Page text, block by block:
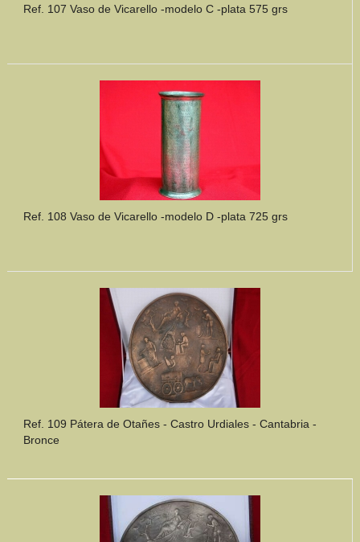
Ref. 107 Vaso de Vicarello -modelo C -plata 575 grs
Ref. 108 Vaso de Vicarello -modelo D -plata 725 grs
Ref. 109 Pátera de Otañes - Castro Urdiales - Cantabria -
Bronce